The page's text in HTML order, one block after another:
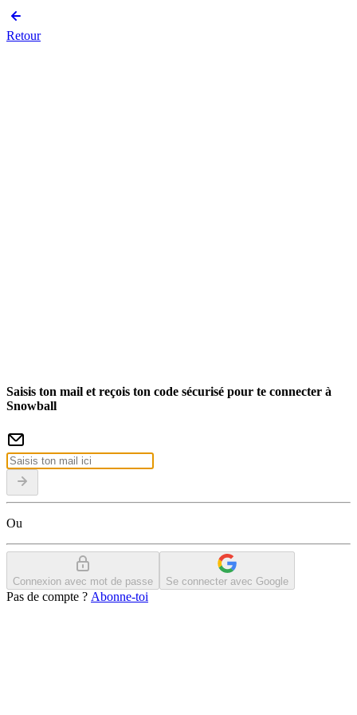
Retour
Saisis ton mail et reçois ton code sécurisé pour te connecter à
Snowball
Ou
Connexion avec mot de passe Se connecter avec Google
Pas de compte ? Abonne-toi